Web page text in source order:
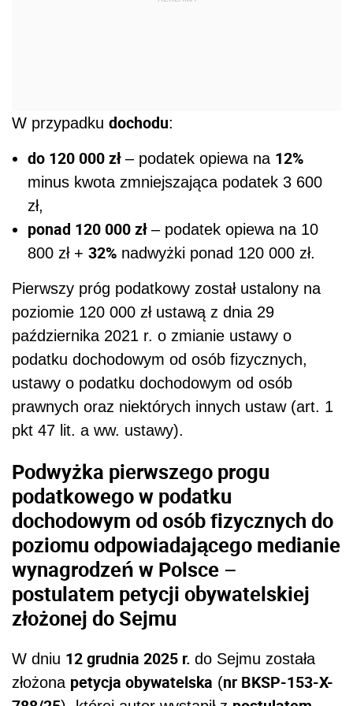
W przypadku dochodu:
do 120 000 zł – podatek opiewa na 12%
minus kwota zmniejszająca podatek 3 600
zł,
ponad 120 000 zł – podatek opiewa na 10
800 zł + 32% nadwyżki ponad 120 000 zł.
Pierwszy próg podatkowy został ustalony na
poziomie 120 000 zł ustawą z dnia 29
października 2021 r. o zmianie ustawy o
podatku dochodowym od osób fizycznych,
ustawy o podatku dochodowym od osób
prawnych oraz niektórych innych ustaw (art. 1
pkt 47 lit. a ww. ustawy).
Podwyżka pierwszego progu
podatkowego w podatku
dochodowym od osób fizycznych do
poziomu odpowiadającego medianie
wynagrodzeń w Polsce –
postulatem petycji obywatelskiej
złożonej do Sejmu
W dniu 12 grudnia 2025 r. do Sejmu została
złożona petycja obywatelska (nr BKSP-153-X-